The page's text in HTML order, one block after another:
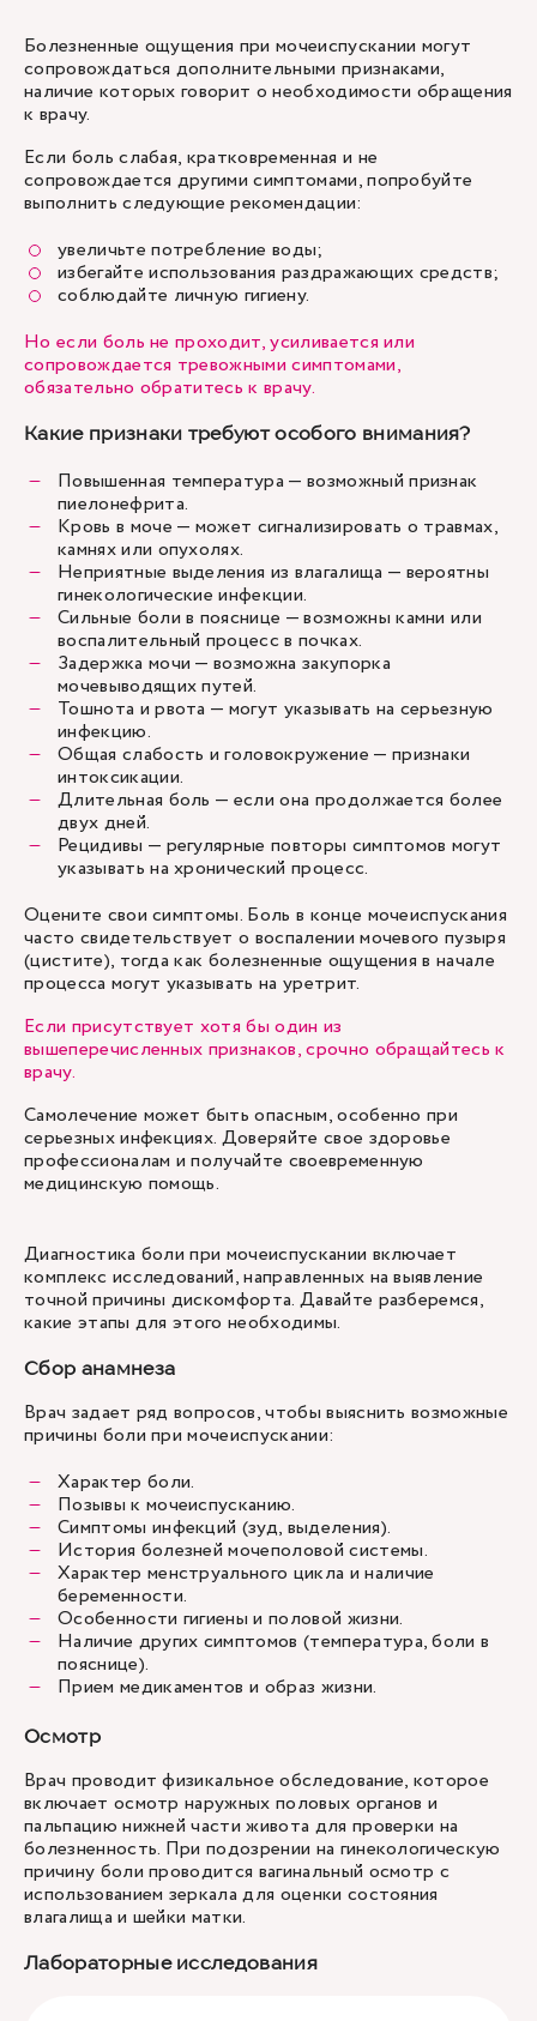
Болезненные ощущения при мочеиспускании могут
сопровождаться дополнительными признаками,
наличие которых говорит о необходимости обращения
к врачу.
Если боль слабая, кратковременная и не
сопровождается другими симптомами, попробуйте
выполнить следующие рекомендации:
увеличьте потребление воды;
избегайте использования раздражающих средств;
соблюдайте личную гигиену.
Но если боль не проходит, усиливается или
сопровождается тревожными симптомами,
обязательно обратитесь к врачу.
Какие признаки требуют особого внимания?
Повышенная температура — возможный признак
пиелонефрита.
Кровь в моче — может сигнализировать о травмах,
камнях или опухолях.
Неприятные выделения из влагалища — вероятны
гинекологические инфекции.
Сильные боли в пояснице — возможны камни или
воспалительный процесс в почках.
Задержка мочи — возможна закупорка
мочевыводящих путей.
Тошнота и рвота — могут указывать на серьезную
инфекцию.
Общая слабость и головокружение — признаки
интоксикации.
Длительная боль — если она продолжается более
двух дней.
Рецидивы — регулярные повторы симптомов могут
указывать на хронический процесс.
Оцените свои симптомы. Боль в конце мочеиспускания
часто свидетельствует о воспалении мочевого пузыря
(цистите), тогда как болезненные ощущения в начале
процесса могут указывать на уретрит.
Если присутствует хотя бы один из
вышеперечисленных признаков, срочно обращайтесь к
врачу.
Самолечение может быть опасным, особенно при
серьезных инфекциях. Доверяйте свое здоровье
профессионалам и получайте своевременную
медицинскую помощь.
Диагностика боли при мочеиспускании включает
комплекс исследований, направленных на выявление
точной причины дискомфорта. Давайте разберемся,
какие этапы для этого необходимы.
Сбор анамнеза
Врач задает ряд вопросов, чтобы выяснить возможные
причины боли при мочеиспускании:
Характер боли.
Позывы к мочеиспусканию.
Симптомы инфекций (зуд, выделения).
История болезней мочеполовой системы.
Характер менструального цикла и наличие
беременности.
Особенности гигиены и половой жизни.
Наличие других симптомов (температура, боли в
пояснице).
Прием медикаментов и образ жизни.
Осмотр
Врач проводит физикальное обследование, которое
включает осмотр наружных половых органов и
пальпацию нижней части живота для проверки на
болезненность. При подозрении на гинекологическую
причину боли проводится вагинальный осмотр с
использованием зеркала для оценки состояния
влагалища и шейки матки.
Лабораторные исследования